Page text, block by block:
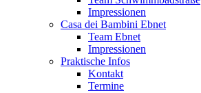
Impressionen
Casa dei Bambini Ebnet
Team Ebnet
Impressionen
Praktische Infos
Kontakt
Termine